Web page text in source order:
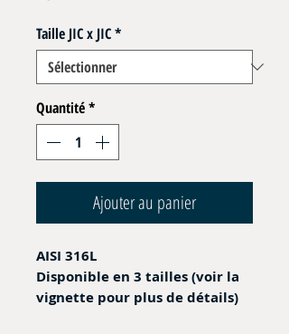
Taille JIC x JIC*
Quantité*
Ajouter au panier
AISI 316L
Disponible en 3 tailles(voir la
vignette pour plus de détails)